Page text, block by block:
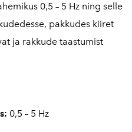
0,5 – 5 Hz ning selle
pakkudes kiiret
ja rakkude taastumist
0,5 – 5 Hz